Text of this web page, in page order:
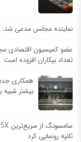
نماینده مجلس مدعی شد:
عضو کمیسیون اقتصادی
تعداد بیکاران افزوده است
همکاری
بیشتر
ثانیه رونمایی کرد